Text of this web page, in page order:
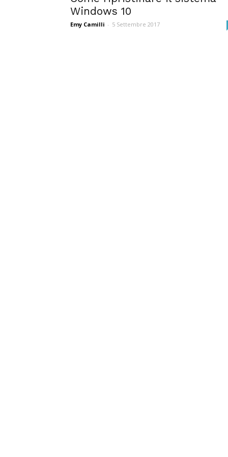
Windows 10
Emy Camilli - 5 Settembre 2017